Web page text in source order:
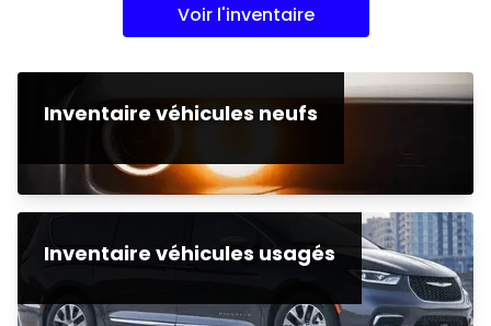
Voir l'inventaire
Inventaire véhicules neufs
Inventaire véhicules usagés